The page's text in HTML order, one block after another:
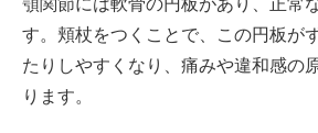
す。頬杖をつくことで、この円板が
たりしやすくなり、痛みや違和感の
ります。